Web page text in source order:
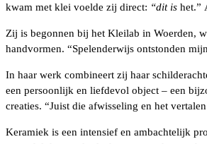
kwam met klei voelde zij direct: “dit is het.”
Zij is begonnen bij het Kleilab in Woerden,
handvormen. “Spelenderwijs ontstonden
In haar werk combineert zij haar
een persoonlijk en liefdevol object – een
creaties. “Juist die afwisseling en het
Keramiek is een intensief en ambachtelijk